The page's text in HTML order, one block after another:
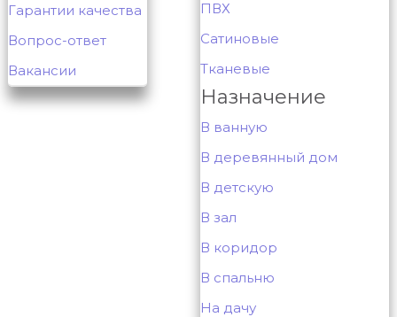
Гарантии качества
Вопрос-ответ
Вакансии
ПВХ
Сатиновые
Тканевые
Назначение
В ванную
В деревянный дом
В детскую
В зал
В коридор
В спальню
На дачу